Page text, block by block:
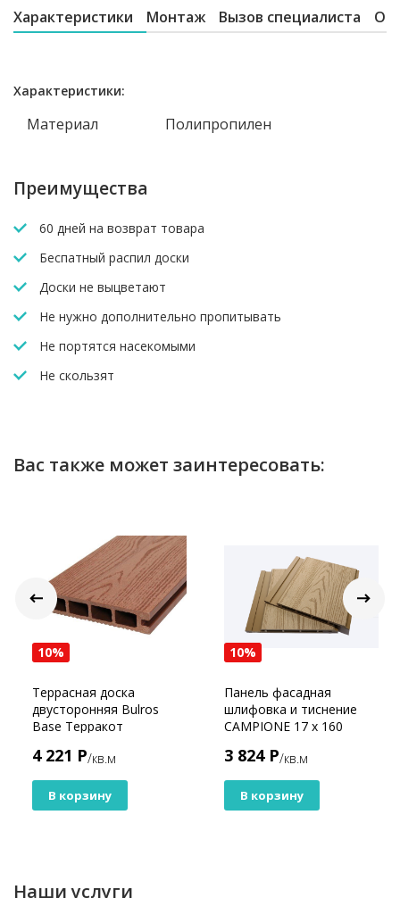
Характеристики Монтаж Вызов специалиста
Характеристики:
Материал Полипропилен
Преимущества
60 дней на возврат товара
Беспатный распил доски
Доски не выцветают
Не нужно дополнительно пропитывать
Не портятся насекомыми
Не скользят
Вас также может заинтересовать:
10%
Террасная доска
двусторонняя Bulros
Base Терракот
4 221 Р/кв.м
В корзину
10%
Панель фасадная
шлифовка и тиснение
CAMPIONE 17 х 160
3 824 Р/кв.м
В корзину
Наши услуги